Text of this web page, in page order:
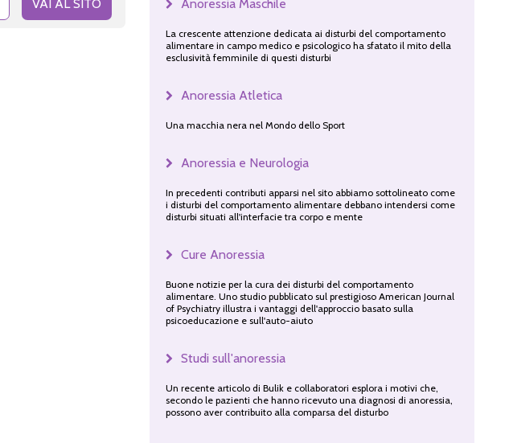
VAI AL SITO Anoressia Maschile
La crescente attenzione dedicata ai disturbi del comportamento
alimentare in campo medico e psicologico ha sfatato il mito della
esclusività femminile di questi disturbi
Anoressia Atletica
Una macchia nera nel Mondo dello Sport
Anoressia e Neurologia
In precedenti contributi apparsi nel sito abbiamo sottolineato come
i disturbi del comportamento alimentare debbano intendersi come
disturbi situati all'interfacie tra corpo e mente
Cure Anoressia
Buone notizie per la cura dei disturbi del comportamento
alimentare. Uno studio pubblicato sul prestigioso American Journal
of Psychiatry illustra i vantaggi dell'approccio basato sulla
psicoeducazione e sull'auto-aiuto
Studi sull'anoressia
Un recente articolo di Bulik e collaboratori esplora i motivi che,
secondo le pazienti che hanno ricevuto una diagnosi di anoressia,
possono aver contribuito alla comparsa del disturbo